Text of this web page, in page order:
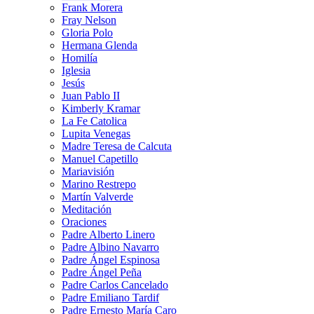
Frank Morera
Fray Nelson
Gloria Polo
Hermana Glenda
Homilía
Iglesia
Jesús
Juan Pablo II
Kimberly Kramar
La Fe Catolica
Lupita Venegas
Madre Teresa de Calcuta
Manuel Capetillo
Mariavisión
Marino Restrepo
Martín Valverde
Meditación
Oraciones
Padre Alberto Linero
Padre Albino Navarro
Padre Ángel Espinosa
Padre Ángel Peña
Padre Carlos Cancelado
Padre Emiliano Tardif
Padre Ernesto María Caro